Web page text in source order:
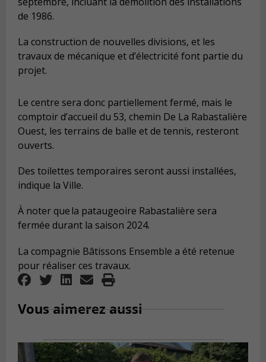
de 1986.
La construction de nouvelles divisions, et les
travaux de mécanique et d’électricité font partie du
projet.
Le centre sera donc partiellement fermé, mais le
comptoir d’accueil du 53, chemin De La Rabastalière
Ouest, les terrains de balle et de tennis, resteront
ouverts.
Des toilettes temporaires seront aussi installées,
indique la Ville.
À noter que la pataugeoire Rabastalière sera
fermée durant la saison 2024.
La compagnie Bâtissons Ensemble a été retenue
pour réaliser ces travaux.
Vous aimerez aussi